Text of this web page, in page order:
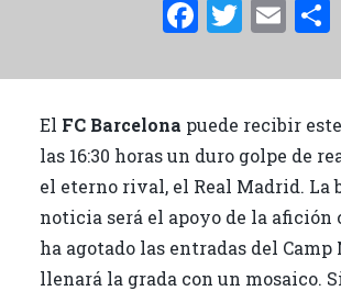
F
c
e
b
o
o
k
T
it
te
r
E
ai
l
El FC Barcelona puede recibir
las 16:30 horas un duro golpe de
el eterno rival, el Real Madrid. La
noticia será el apoyo de la afición
ha agotado las entradas del Camp
llenará la grada con un mosaico.